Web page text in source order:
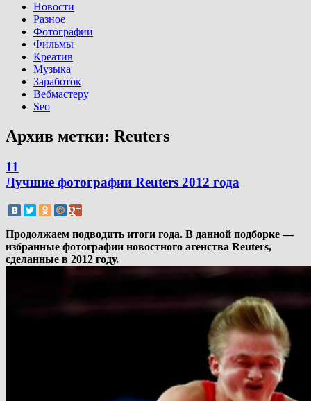
Новости
Разное
Фотографии
Фильмы
Креатив
Музыка
Заработок
Вебмастеру
Seo
Архив метки: Reuters
11
Лучшие фотографии Reuters 2012 года
Продолжаем подводить итоги года. В данной подборке —
избранные фотографии новостного агенства Reuters,
сделанные в 2012 году.